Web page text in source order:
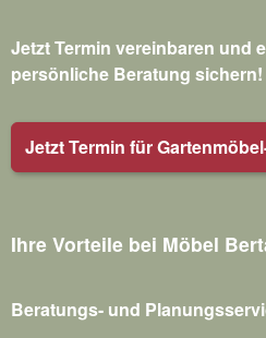
Jetzt Termin vereinbaren und
persönliche Beratung sichern!
Jetzt Termin für
Ihre Vorteile bei Möbel
Beratungs- und